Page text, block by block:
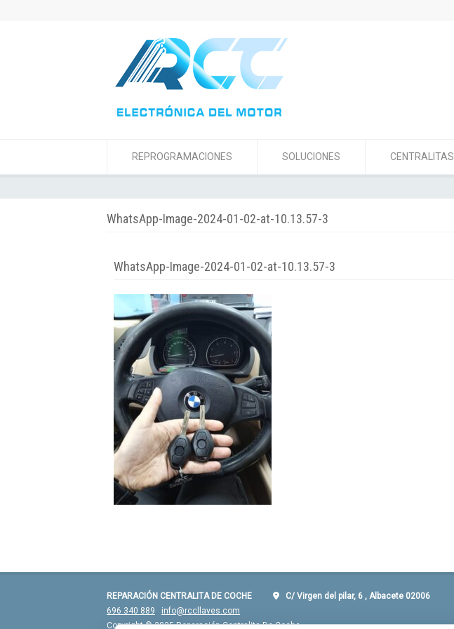
REPROGRAMACIONES SOLUCIONES CENTRALITAS
WhatsApp-Image-2024-01-02-at-10.13.57-3
WhatsApp-Image-2024-01-02-at-10.13.57-3
REPARACIÓN CENTRALITA DE COCHE
C/ Virgen del pilar, 6 , Albacete 02006
696 340 889
info@rccllaves.com
Copyright © 2025 Reparación Centralita De Coche